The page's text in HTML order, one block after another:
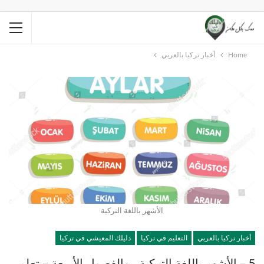
Home أخبار تركيا بالعربي
الأشهر باللغة التركية
أخبار تركيا بالعربي التعليم في تركيا دليلك المعيشي في تركيا